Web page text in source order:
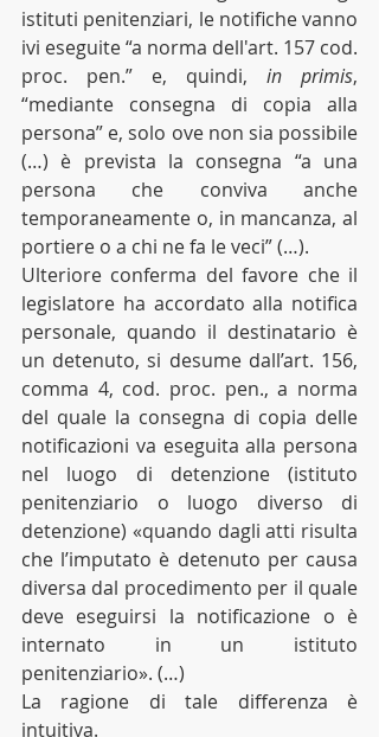
istituti penitenziari, le notifiche vanno
ivi eseguite “a norma dell'art. 157 cod.
proc. pen.” e, quindi, in primis,
“mediante consegna di copia alla
persona” e, solo ove non sia possibile
(…) è prevista la consegna “a una
persona che conviva anche
temporaneamente o, in mancanza, al
portiere o a chi ne fa le veci” (…).
Ulteriore conferma del favore che il
legislatore ha accordato alla notifica
personale, quando il destinatario è
un detenuto, si desume dall’art. 156,
comma 4, cod. proc. pen., a norma
del quale la consegna di copia delle
notificazioni va eseguita alla persona
nel luogo di detenzione (istituto
penitenziario o luogo diverso di
detenzione) «quando dagli atti risulta
che l’imputato è detenuto per causa
diversa dal procedimento per il quale
deve eseguirsi la notificazione o è
internato in un istituto
penitenziario». (…)
La ragione di tale differenza è
intuitiva.